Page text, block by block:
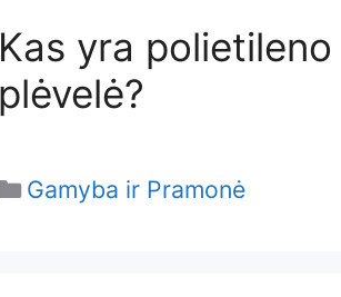
Kas yra polietileno
plėvelė?
Categories
Gamyba ir Pramonė